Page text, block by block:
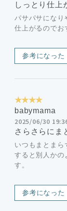
しっとり仕上
パサパサになり
仕上がるのでお
参考になった
★★★★
babymama
2025/06/30
さらさらにま
いつもまとまら
すると別人かの
す。
参考になった